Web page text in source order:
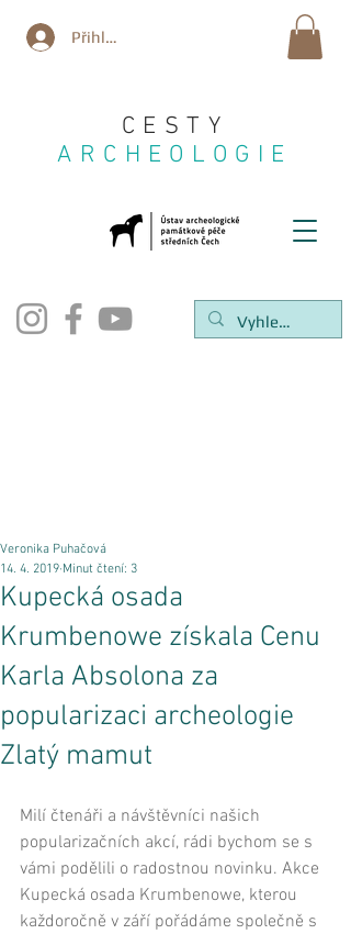
CESTY
ARCHEOLOGIE
Přihlásit se
Kupecká osada
Krumbenowe získala Cenu
Karla Absolona za
popularizaci archeologie
Zlatý mamut
Veronika Puhačová
14. 4. 2019 Minut čtení: 3
Milí čtenáři a návštěvníci našich
popularizačních akcí, rádi bychom se s
vámi podělili o radostnou novinku. Akce
Kupecká osada Krumbenowe, kterou
každoročně v září pořádáme společně s